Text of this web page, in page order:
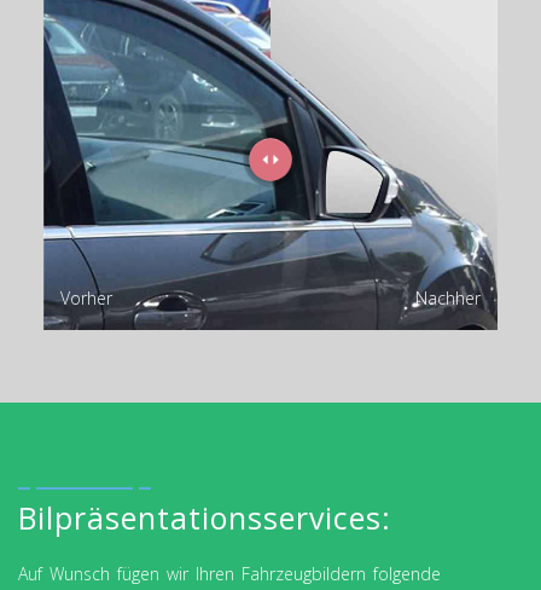
Nachher
Vorher
Bilpräsentationsservices:
Auf Wunsch fügen wir Ihren Fahrzeugbildern folgende